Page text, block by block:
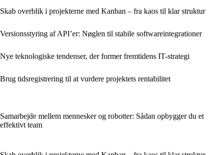
Skab overblik i projekterne med Kanban – fra kaos til klar struktur
Versionsstyring af API’er: Nøglen til stabile softwareintegrationer
Nye teknologiske tendenser, der former fremtidens IT-strategi
Brug tidsregistrering til at vurdere projektets rentabilitet
Samarbejde mellem mennesker og robotter: Sådan opbygger du et
effektivt team